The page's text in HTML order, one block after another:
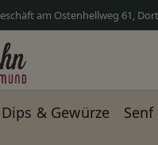
springen
am Ostenhellweg 61,
Dips & Gewürze